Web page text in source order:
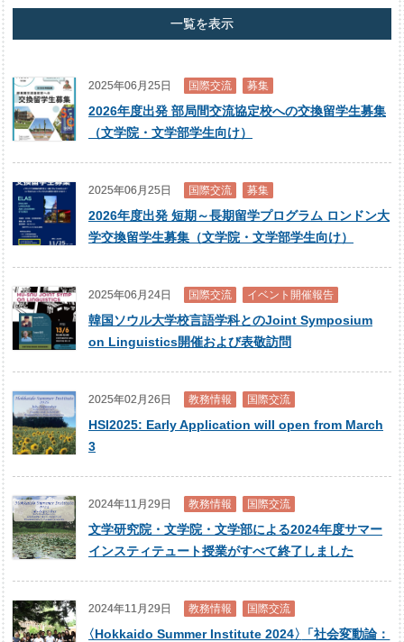
一覧を表示
2025年06月25日 国際交流 募集
2026年度出発 部局間交流協定校への交換留学生募集
（文学院・文学部学生向け）
2025年06月25日 国際交流 募集
2026年度出発 短期～長期留学プログラム ロンドン大
学交換留学生募集（文学院・文学部学生向け）
2025年06月24日 国際交流 イベント開催報告
韓国ソウル大学校言語学科とのJoint Symposium
on Linguistics開催および表敬訪問
2025年02月26日 教務情報 国際交流
HSI2025: Early Application will open from March
3
2024年11月29日 教務情報 国際交流
文学研究院・文学院・文学部による2024年度サマー
インスティテュート授業がすべて終了しました
2024年11月29日 教務情報 国際交流
〈Hokkaido Summer Institute 2024〉
「社会変動論：